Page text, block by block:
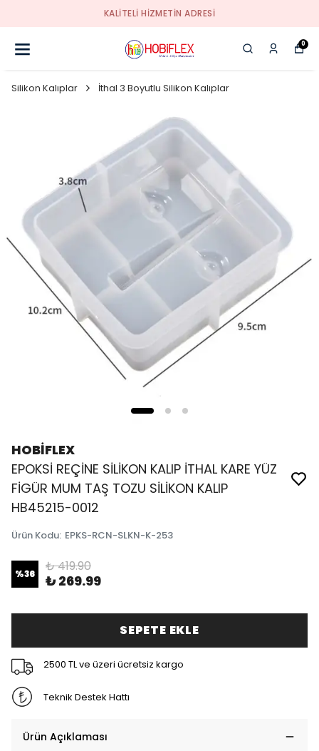
KALİTELİ HİZMETİN ADRESİ
0
Silikon Kalıplar İthal 3 Boyutlu Silikon Kalıplar
HOBİFLEX
EPOKSİ REÇİNE SİLİKON KALIP İTHAL KARE YÜZ
FİGÜR MUM TAŞ TOZU SİLİKON KALIP
HB45215-0012
Ürün Kodu: EPKS-RCN-SLKN-K-253
%36 ₺ 419.90
₺ 269.99
SEPETE EKLE
2500 TL ve üzeri ücretsiz kargo
Teknik Destek Hattı
Ürün Açıklaması